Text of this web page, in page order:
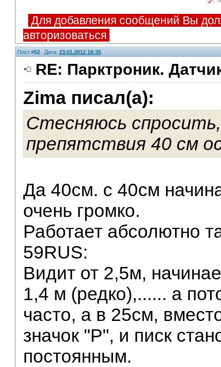
Для добавления сообщений Вы
авторизоваться
Пост #52 Дата: 23.01.2012 16:35
RE: Парктроник.
Zima писал(а):
Стесняюсь
препятствия 40 см
Да 40см. с 40см
очень громко.
Работает абсолютно
59RUS:
Видит от 2,5м,
1,4 м (редко),...... а
часто, а в 25см,
значок "Р", и писк
постоянным.